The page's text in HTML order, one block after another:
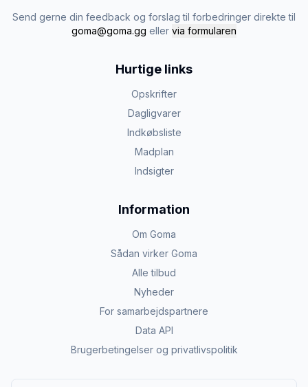
Send gerne din feedback og forslag til forbedringer direkte til
goma@goma.gg eller via formularen
Hurtige links
Opskrifter
Dagligvarer
Indkøbsliste
Madplan
Indsigter
Information
Om Goma
Sådan virker Goma
Alle tilbud
Nyheder
For samarbejdspartnere
Data API
Brugerbetingelser og privatlivspolitik